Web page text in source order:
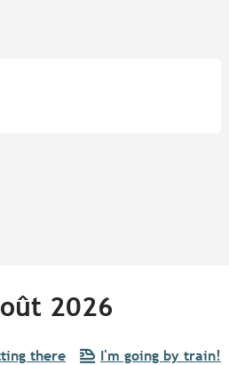
2026
there I'm going by train!